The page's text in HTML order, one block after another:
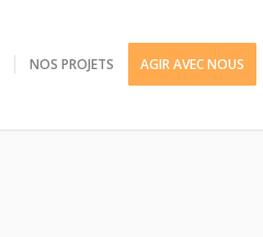
NOS PROJETS AGIR AVEC NOUS